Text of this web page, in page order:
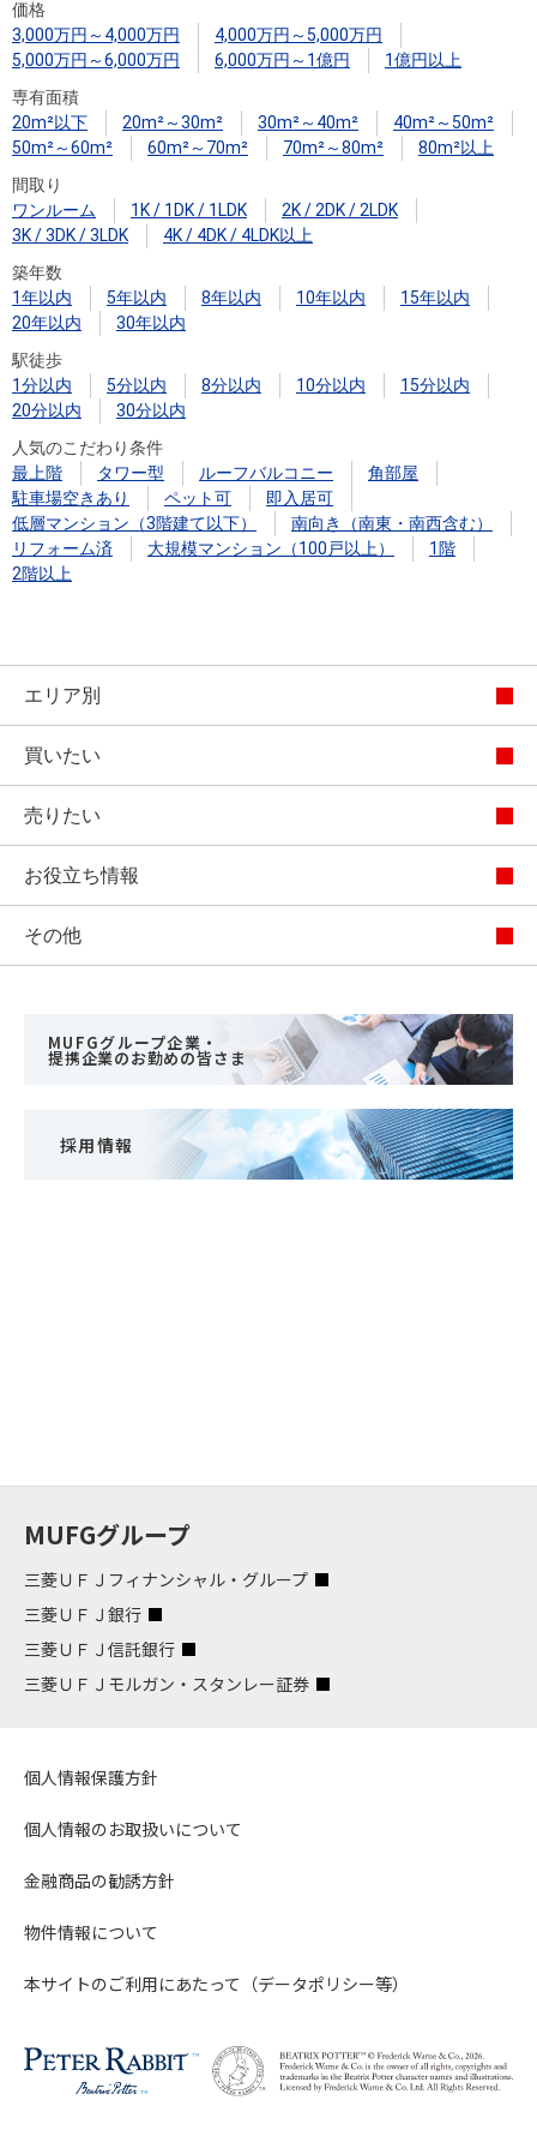
税金の本
（電子ブ
ック）
価格
3,000万円～4,000万円
4,000万円～5,000万円
5,000万円～6,000万円
6,000万円～1億円
1億円以上
専有面積
20m²以下
20m²～30m² 30m²～40m²
40m²～50m²
50m²～60m²
60m²～70m² 70m²～80m²
80m²以上
間取り
ワンルーム
1K / 1DK / 1LDK
2K / 2DK / 2LDK
3K / 3DK / 3LDK
4K / 4DK / 4LDK以上
築年数
1年以内
5年以内 8年以内 10年以内
15年以内
20年以内
30年以内
駅徒歩
1分以内
5分以内 8分以内 10分以内
15分以内
20分以内
30分以内
人気のこだわり条件
最上階
タワー型 ルーフバルコニー
角部屋
駐車場空きあり
ペット可
即入居可
低層マンション（3階建て以下）
南向き（南東・南西含む）
リフォーム済
大規模マンション（100戸以上）
1階
2階以上
エリア別
買いたい
売りたい
お役立ち情報
その他
MUFGグループ企業・
提携企業のお勤めの皆さま
採用情報
MUFGグループ
三菱ＵＦＪフィナンシャル・グループ
三菱ＵＦＪ銀行
三菱ＵＦＪ信託銀行
三菱ＵＦＪモルガン・スタンレー証券
個人情報保護方針
個人情報のお取扱いについて
金融商品の勧誘方針
物件情報について
本サイトのご利用にあたって（データポリシー等）